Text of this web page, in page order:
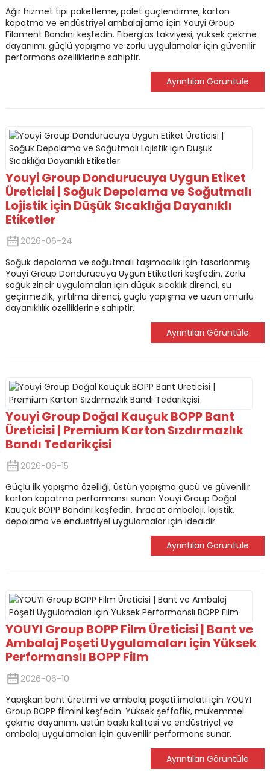
Ağır hizmet tipi paketleme, palet güçlendirme, karton
kapatma ve endüstriyel ambalajlama için Youyi Group
Filament Bandını keşfedin. Fiberglas takviyesi, yüksek çekme
dayanımı, güçlü yapışma ve zorlu uygulamalar için güvenilir
performans özelliklerine sahiptir.
Ayrıntıları Görüntüle
Youyi Group Dondurucuya Uygun Etiket
Üreticisi | Soğuk Depolama ve Soğutmalı
Lojistik için Düşük Sıcaklığa Dayanıklı
Etiketler
2026-06-24
Soğuk depolama ve soğutmalı taşımacılık için tasarlanmış
Youyi Group Dondurucuya Uygun Etiketleri keşfedin. Zorlu
soğuk zincir uygulamaları için düşük sıcaklık direnci, su
geçirmezlik, yırtılma direnci, güçlü yapışma ve uzun ömürlü
dayanıklılık özelliklerine sahiptir.
Ayrıntıları Görüntüle
Youyi Group Doğal Kauçuk BOPP Bant
Üreticisi | Premium Karton Sızdırmazlık
Bandı Tedarikçisi
2026-06-15
Güçlü ilk yapışma özelliği, üstün yapışma gücü ve güvenilir
karton kapatma performansı sunan Youyi Group Doğal
Kauçuk BOPP Bandını keşfedin. İhracat ambalajı, lojistik,
depolama ve endüstriyel uygulamalar için idealdir.
Ayrıntıları Görüntüle
YOUYI Group BOPP Film Üreticisi | Bant ve
Ambalaj Poşeti Uygulamaları için Yüksek
Performanslı BOPP Film
2026-06-10
Yapışkan bant üretimi ve ambalaj poşeti imalatı için YOUYI
Group BOPP filmini keşfedin. Yüksek şeffaflık, mükemmel
çekme dayanımı, üstün baskı kalitesi ve endüstriyel ve
ambalaj uygulamaları için güvenilir performans sunar.
Ayrıntıları Görüntüle